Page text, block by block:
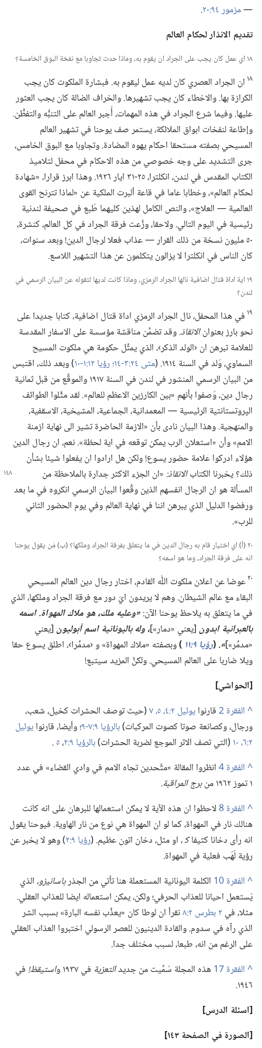
—‏مزمور ٩٤:‏٢٠
‏.‏
تقديم الانذار لحكام العالم
١٨ اي عمل كان يجب على الجراد ان يقوم به،‏ وماذا حدث تجاوبا مع نفخة البوق الخامسة؟‏
١٨ ان الجراد العصري كان لديه عمل ليقوم به.‏ فبشارة الملكوت كان يجب
الكرازة بها.‏ والاخطاء كان يجب تشهيرها.‏ والخراف الضالة كان يجب العثور
عليها.‏ وفيما شرع الجراد في هذه المهمات،‏ أُجبر العالم على التنبُّه والتفطُّن.‏
وإطاعة لنفخات ابواق الملائكة،‏ يستمر صف يوحنا في تشهير العالم
المسيحي بصفته مستحقا احكام يهوه المضادة.‏ وتجاوبا مع البوق الخامس،‏
جرى التشديد على وجه خصوصي من هذه الاحكام في محفل لتلاميذ
الكتاب المقدس في لندن،‏ انكلترا،‏ ٢٥-‏٣١ ايار ١٩٢٦.‏ وهذا ابرز قرارا،‏ «شهادة
لحكام العالم»،‏ وخطابا عاما في قاعة ألبرت الملكية عن «لماذا تترنح القوى
العالمية —‏ العلاج»،‏ والنص الكامل لهذين كليهما طُبع في صحيفة لندنية
رئيسية في اليوم التالي.‏ ولاحقا،‏ وزَّعت فرقة الجراد في كل العالم،‏ كنشرة،‏
٥٠ مليون نسخة من ذلك القرار —‏ عذاب فعلا لرجال الدين!‏ وبعد سنوات،‏
كان الناس في انكلترا لا يزالون يتكلمون عن هذا التشهير اللاسع.‏
١٩ اية اداة قتال اضافية نالها الجراد الرمزي،‏ وماذا كانت لديها لتقوله عن البيان الرسمي في
لندن؟‏
١٩ في هذا المحفل،‏ نال الجراد الرمزي اداة قتال اضافية،‏ كتابا جديدا على
نحو بارز بعنوانالانقاذ.‏وقد تضمَّن مناقشة مؤسسة على الاسفار المقدسة
للعلامة تبرهن ان ‹الولد الذكر›،‏ الذي يمثِّل حكومة هي ملكوت المسيح
السماوي،‏ وُلد في السنة ١٩١٤.‏ (‏
متى ٢٤:‏​٣-‏١٤؛‏ رؤيا ١٢:‏​١-‏١٠
‏)‏ وبعد ذلك،‏ اقتبس
من البيان الرسمي المنشور في لندن في السنة ١٩١٧ والموقَّع من قبل ثمانية
رجال دين،‏ وُصفوا بأنهم «بين الكارزين الاعظم للعالم».‏ لقد مثَّلوا الطوائف
الپروتستانتية الرئيسية —‏ المعمدانية،‏ الجماعية،‏ المشيخية،‏ الاسقفية،‏
والمنهجية.‏ وهذا البيان نادى بأن «الازمة الحاضرة تشير الى نهاية ازمنة
الامم» وأن «استعلان الرب يمكن توقعه في اية لحظة».‏ نعم،‏ ان رجال الدين
هؤلاء ادركوا علامة حضور يسوع!‏ ولكن هل ارادوا ان يفعلوا شيئا بشأن
ذلك؟‏ يخبرنا الكتابالانقاذ:‏ ‏«ان الجزء الاكثر جدارةبالملاحظة من
المسألة هو ان الرجال انفسهم الذين وقَّعوا البيان الرسمي انكروه في ما بعد
ورفضوا الدليل الذي يبرهن اننا في نهاية العالم وفي يوم الحضور الثاني
للرب».‏
٢٠ (‏أ)‏ اي اختيار قام به رجال الدين في ما يتعلق بفرقة الجراد وملكها؟‏ (‏ب)‏ مَن يقول يوحنا
انه على فرقة الجراد،‏ وما هو اسمه؟‏
٢٠عوضا عن اعلان ملكوت اللّٰه القادم،‏ اختار رجال دين العالم المسيحي
البقاء مع عالم الشيطان.‏ وهم لا يريدون ايّ دور مع فرقة الجراد وملكها،‏ الذي
في ما يتعلق به يلاحظ يوحنا الآن:‏‏«وعليه ملك،‏هوملاك المهواة.‏ اسمه
بالعبرانية ابدون‏[يعني «دمار»]‏‏،‏ وله باليونانية اسم أبوليون‏[يعني
«مدمِّر»]‏‏».‏
‏(‏رؤيا ٩:‏١١ ‏)‏وبصفته «ملاك المهواة» و ‹مدمِّرا›،‏ اطلق يسوع حقا
ويلا ضاربا على العالم المسيحي.‏ ولكنَّ المزيد سيتبع!‏
‏[الحواشي]‏
^
قارنوايوئيل ٢:‏​٤،‏ ٥،‏
(‏حيث توصف الحشرات كخيل،‏ شعب،‏
ورجال،‏ وكصانعة صوتا كصوت المركبات)‏بالرؤيا ٩:‏​٧-‏٩ ‏؛‏ وأيضا،‏ قارنوايوئيل
٢:‏​٦،‏
(‏التي تصف الاثر الموجع لضربة الحشرات)‏بالرؤيا ٩:‏​٢ ‏،‏٥‏.‏
^
انظروا المقالة «متَّحدين تجاه الامم في وادي القضاء» في عدد
١ تموز ١٩٦٢ من
برج المراقبة.‏
^
لاحظوا ان هذه الآية لا يمكن استعمالها للبرهان على انه كانت
هنالك نار في المهواة،‏ كما لو ان المهواة هي نوع من نار الهاوية.‏ فيوحنا يقول
انه رأى دخانا كثيفاك‍ ،‏او مثل،‏ دخان اتون عظيم.‏ (‏رؤيا ٩:‏٢
‏)‏ وهو لا يخبر عن
رؤية لُهُب فعلية في المهواة.‏
^
الكلمة اليونانية المستعملة هنا تأتي من الجذرباسانيزو،‏الذي
يُستعمل احيانا للعذاب الحرفي؛‏ ولكن،‏ يمكن استعماله ايضا للعذاب العقلي.‏
مثلا،‏ في٢ بطرس ٢:‏٨
نقرأ ان لوطا كان «يعذِّب نفسه البارة» بسبب الشر
الذي رآه في سدوم.‏ والقادة الدينيون للعصر الرسولي اختبروا العذاب العقلي
على الرغم من انه،‏ طبعا،‏ لسبب مختلف جدا.‏
^
هذه المجلة سُمِّيت من جديدالتعزية في ١٩٣٧ و استيقظ!‏ في
١٩٤٦.‏
‏[اسئلة الدرس]‏
‏[الصورة في الصفحة ١٤٣]‏